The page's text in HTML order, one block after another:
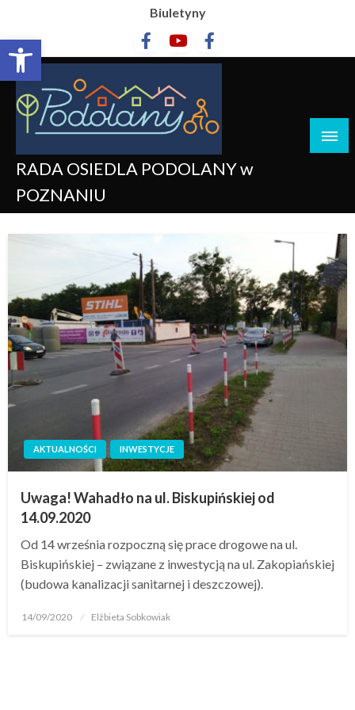
Otwórz pasek narzędzi
Biuletyny
RADA OSIEDLA PODOLANY w
POZNANIU
AKTUALNOŚCI INWESTYCJE
Uwaga! Wahadło na ul. Biskupińskiej od
14.09.2020
Od 14 września rozpoczną się prace drogowe na ul.
Biskupińskiej – związane z inwestycją na ul. Zakopiańskiej
(budowa kanalizacji sanitarnej i deszczowej).
14/09/2020 Elżbieta Sobkowiak